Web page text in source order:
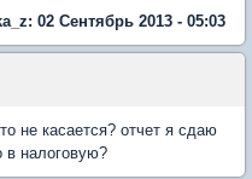
02 Сентябрь 2013 - 05:03
не касается? отчет я сдаю
в налоговую?